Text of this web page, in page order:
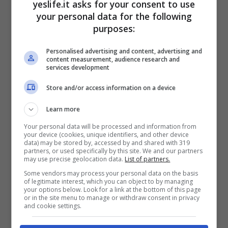
yeslife.it asks for your consent to use
your personal data for the following
purposes:
Personalised advertising and content, advertising and
content measurement, audience research and
services development
Store and/or access information on a device
Learn more
Your personal data will be processed and information from
your device (cookies, unique identifiers, and other device
data) may be stored by, accessed by and shared with 319
partners, or used specifically by this site. We and our partners
may use precise geolocation data. List of partners.
Some vendors may process your personal data on the basis
of legitimate interest, which you can object to by managing
your options below. Look for a link at the bottom of this page
or in the site menu to manage or withdraw consent in privacy
and cookie settings.